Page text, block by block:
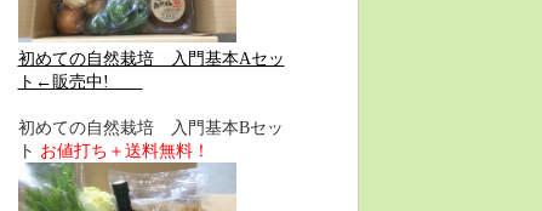
初めての自然栽培 入門基本Aセッ
ト←販売中!
初めての自然栽培 入門基本Bセッ
ト お値打ち＋送料無料！